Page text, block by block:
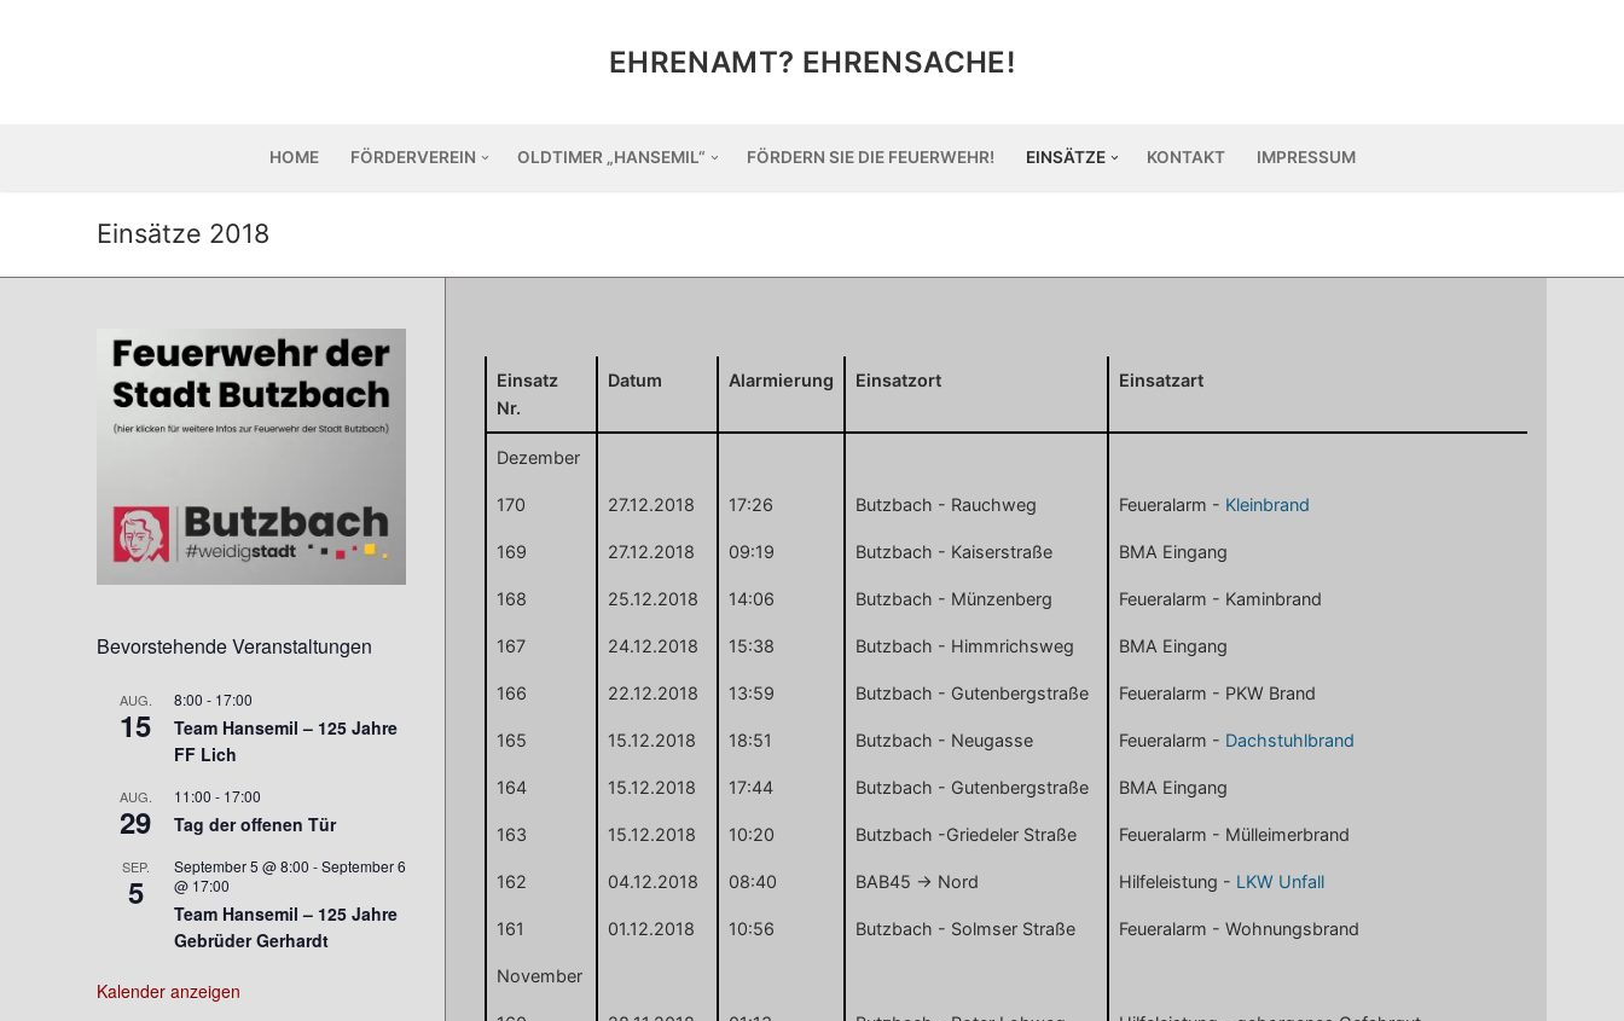
EHRENAMT? EHRENSACHE!
HOME FÖRDERVEREIN OLDTIMER „HANSEMIL“ FÖRDERN SIE DIE FEUERWEHR! EINSÄTZE KONTAKT IMPRESSUM
Einsätze 2018
Einsatz
Nr.
Datum Alarmierung Einsatzort Einsatzart
Dezember
170 27.12.2018 17:26 Butzbach - Rauchweg Feueralarm - Kleinbrand
169 27.12.2018 09:19 Butzbach - Kaiserstraße BMA Eingang
168 25.12.2018 14:06 Butzbach - Münzenberg Feueralarm - Kaminbrand
167 24.12.2018 15:38 Butzbach - Himmrichsweg BMA Eingang
166 22.12.2018 13:59 Butzbach - Gutenbergstraße Feueralarm - PKW Brand
165 15.12.2018 18:51 Butzbach - Neugasse Feueralarm - Dachstuhlbrand
164 15.12.2018 17:44 Butzbach - Gutenbergstraße BMA Eingang
163 15.12.2018 10:20 Butzbach -Griedeler Straße Feueralarm - Mülleimerbrand
162 04.12.2018 08:40 BAB45 -> Nord Hilfeleistung - LKW Unfall
161 01.12.2018 10:56 Butzbach - Solmser Straße Feueralarm - Wohnungsbrand
November
Bevorstehende Veranstaltungen
AUG.
15
8:00 - 17:00
Team Hansemil – 125 Jahre
FF Lich
AUG.
29
11:00 - 17:00
Tag der offenen Tür
SEP.
5
September 5 @ 8:00 -September 6
@ 17:00
Team Hansemil – 125 Jahre
Gebrüder Gerhardt
Kalender anzeigen